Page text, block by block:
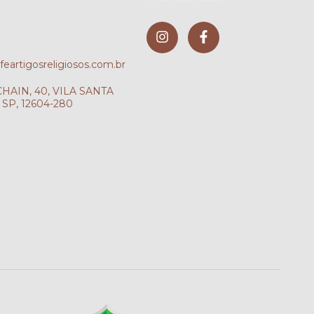
40, VILA SANTA
12604-280